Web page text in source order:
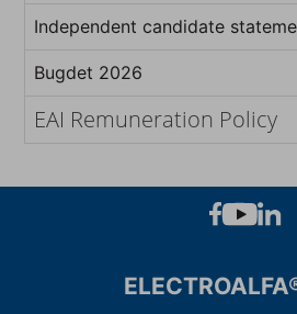
Independent candidate
Bugdet 2026
EAI Remuneration Policy